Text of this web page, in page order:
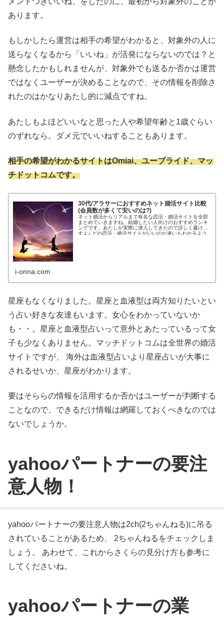
あります。
もしかしたら運営は相手の希望がわかると、対象外の人に
送らなくなるから「いいね」が活発にならないのでは？と
懸念したかもしれませんが、対象外でも送るか否かは運営
ではなくユーザーが決めることなので、その情報を削除さ
れたのはかなりあたし的に減点ですね。
あたしもよほどいいなと思った人や希望年齢と1歳ぐらい
のずれなら。ダメ元でいいねすることもあります。
相手の希望がわかるサイトはOmiai、ユーブライド、マッ
チドットコムです。
30代/アラサーにおすすめネット婚活サイト比較
(会員数が多くて安いのは?)
ネット婚活からリアルまで有名な恋活・婚活サイトを全部
まとめていきますね。結婚したい人向けのおすすめランキ
ングです。あたしが実際に潜入してきたので詳しく書けま
すよ♪ どの恋活・婚活サイトがいいのか違いもわかるよう
i-onna.com
星座もなくなりました。星座と血液型は両方知りたいとい
う占い好きな友達もいます。女心をわかっていないか
も・・。星座と血液型占いって意外とあたっているって女
子も少なくありません。マッチドットコムは全世界の婚活
サイトですが、 海外は血液型占いより星座占いが大事に
されるせいか、星座がわかります。
要はそららの情報を活用するか否かはユーザーが判断する
ことなので、できるだけ情報は網羅しておくべきなのでは
ないでしょうか。
yahooパートナーの要注
意人物！
yahooパートナーの要注意人物は2ch(2ちゃんねる)に吊る
されていることがあるため、 2ちゃんねるをチェックしま
しょう。 あわせて、これからさくらの見分け方も参考に
してくださいね。
yahooパートナーの業